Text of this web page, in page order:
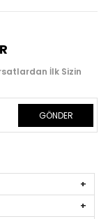
İlk Sizin
GÖNDER